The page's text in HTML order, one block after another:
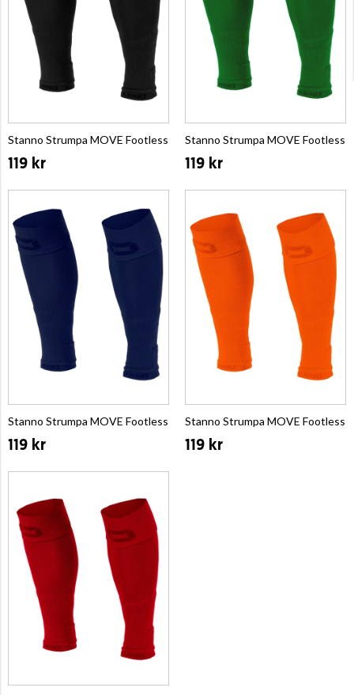
Stanno Strumpa MOVE Footless
119 kr
Stanno Strumpa MOVE Footless
119 kr
Stanno Strumpa MOVE Footless
119 kr
Stanno Strumpa MOVE Footless
119 kr